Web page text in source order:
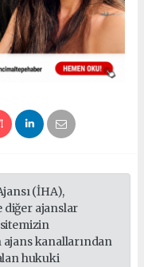
(İHA),
diğer ajanslar
kanallarından
hukuki